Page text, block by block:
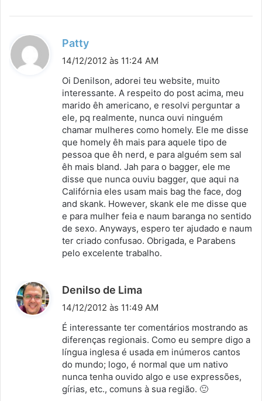
Patty
i
s
e
:
14/12/2012 às 11:24 AM
Oi Denilson, adorei teu website, muito
interessante. A respeito do post acima, meu
marido êh americano, e resolvi perguntar a
ele, pq realmente, nunca ouvi ninguém
chamar mulheres como homely. Ele me disse
que homely êh mais para aquele tipo de
pessoa que êh nerd, e para alguém sem sal
êh mais bland. Jah para o bagger, ele me
disse que nunca ouviu bagger, que aqui na
Califórnia eles usam mais bag the face, dog
and skank. However, skank ele me disse que
e para mulher feia e naum baranga no sentido
de sexo. Anyways, espero ter ajudado e naum
ter criado confusao. Obrigada, e Parabens
pelo excelente trabalho.
Denilso de Lima
i
s
e
:
14/12/2012 às 11:49 AM
É interessante ter comentários mostrando as
diferenças regionais. Como eu sempre digo a
língua inglesa é usada em inúmeros cantos
do mundo; logo, é normal que um nativo
nunca tenha ouvido algo e use expressões,
gírias, etc., comuns à sua região. 🙂